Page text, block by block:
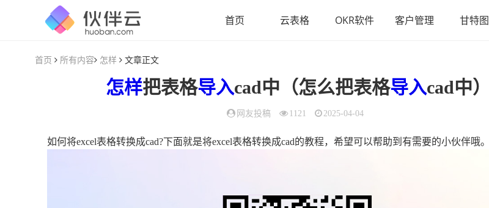
首页 云表格 OKR软件 客户管理 甘特图
首页 所有内容 怎样 文章正文
怎样把表格导入cad中（怎么把表格导入cad中）
网友投稿 1121 2025-04-04
如何将excel表格转换成cad?下面就是将excel表格转换成cad的教程，希望可以帮助到有需要的小伙伴哦。